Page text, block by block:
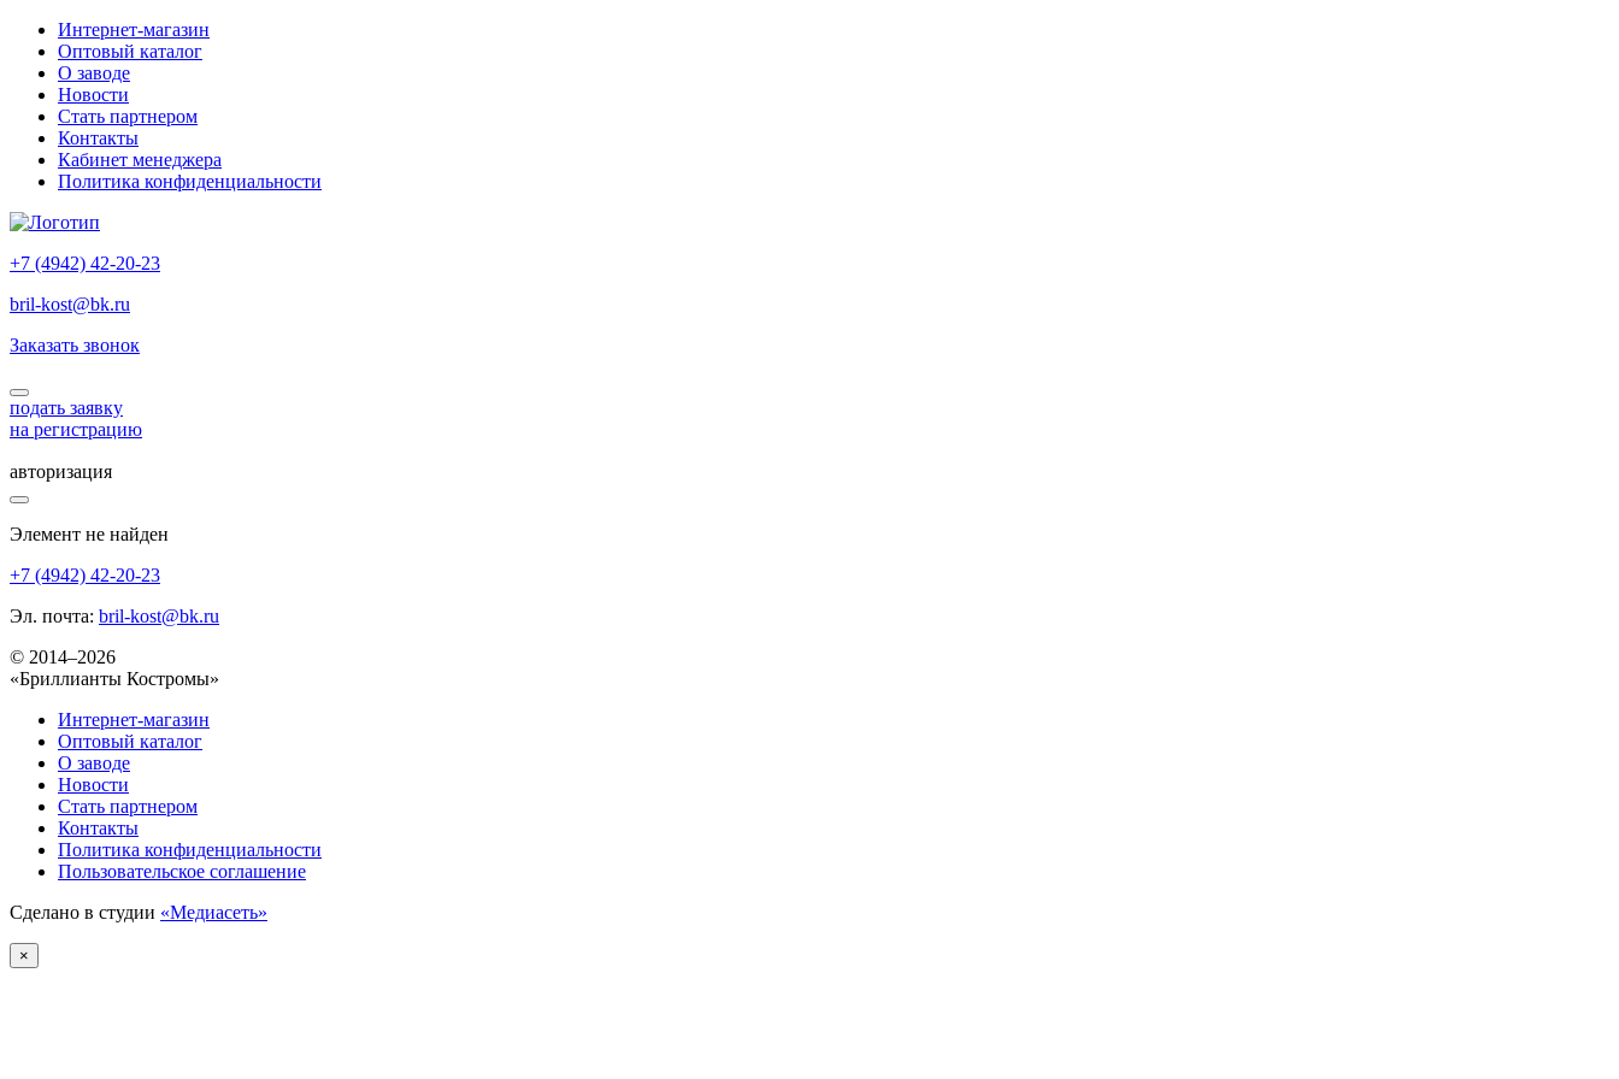
Интернет-магазин
Оптовый каталог
О заводе
Новости
Стать партнером
Контакты
Кабинет менеджера
Политика конфиденциальности
+7 (4942) 42-20-23
bril-kost@bk.ru
Заказать звонок
подать заявку
на регистрацию
авторизация
Элемент не найден
+7 (4942) 42-20-23
Эл. почта: bril-kost@bk.ru
© 2014–2026
«Бриллианты Костромы»
Интернет-магазин
Оптовый каталог
О заводе
Новости
Стать партнером
Контакты
Политика конфиденциальности
Пользовательское соглашение
Сделано в студии «Медиасеть»
×